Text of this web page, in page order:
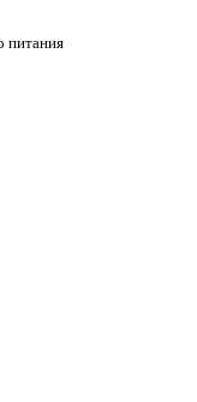
питания